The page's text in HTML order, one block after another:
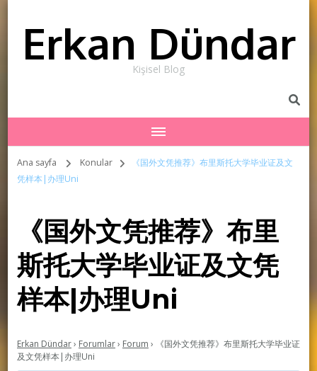
Erkan Dündar
Kişisel Blog
Ana sayfa Konular
《国外文凭推荐》布里斯托大学毕业证及文
凭样本|办理Uni
《国外文凭推荐》布里
斯托大学毕业证及文凭
样本|办理Uni
Erkan Dündar› Forumlar› Forum ›
《国外文凭推荐》布里斯托大学毕业证
及文凭样本|办理Uni